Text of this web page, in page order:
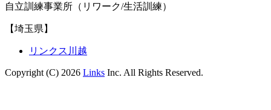
自立訓練事業所（リワーク/生活訓練）
【埼玉県】
リンクス川越
Copyright (C) 2026 Links Inc. All Rights Reserved.